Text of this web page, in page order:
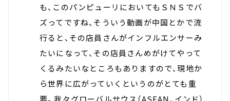
も、このパンピューリにおいてもＳＮＳでバ
ズってですね、そういう動画が中国とかで流
行ると、その店員さんがインフルエンサーみ
たいになって、その店員さんめがけてやって
くるみたいなところもありますので、現地か
ら世界に広がっていくというのがとても重
要。我々グローバルサウス（ASEAN、インド）